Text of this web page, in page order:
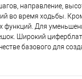
направление,
во время ходьбы.
Для
Широкий
базового для